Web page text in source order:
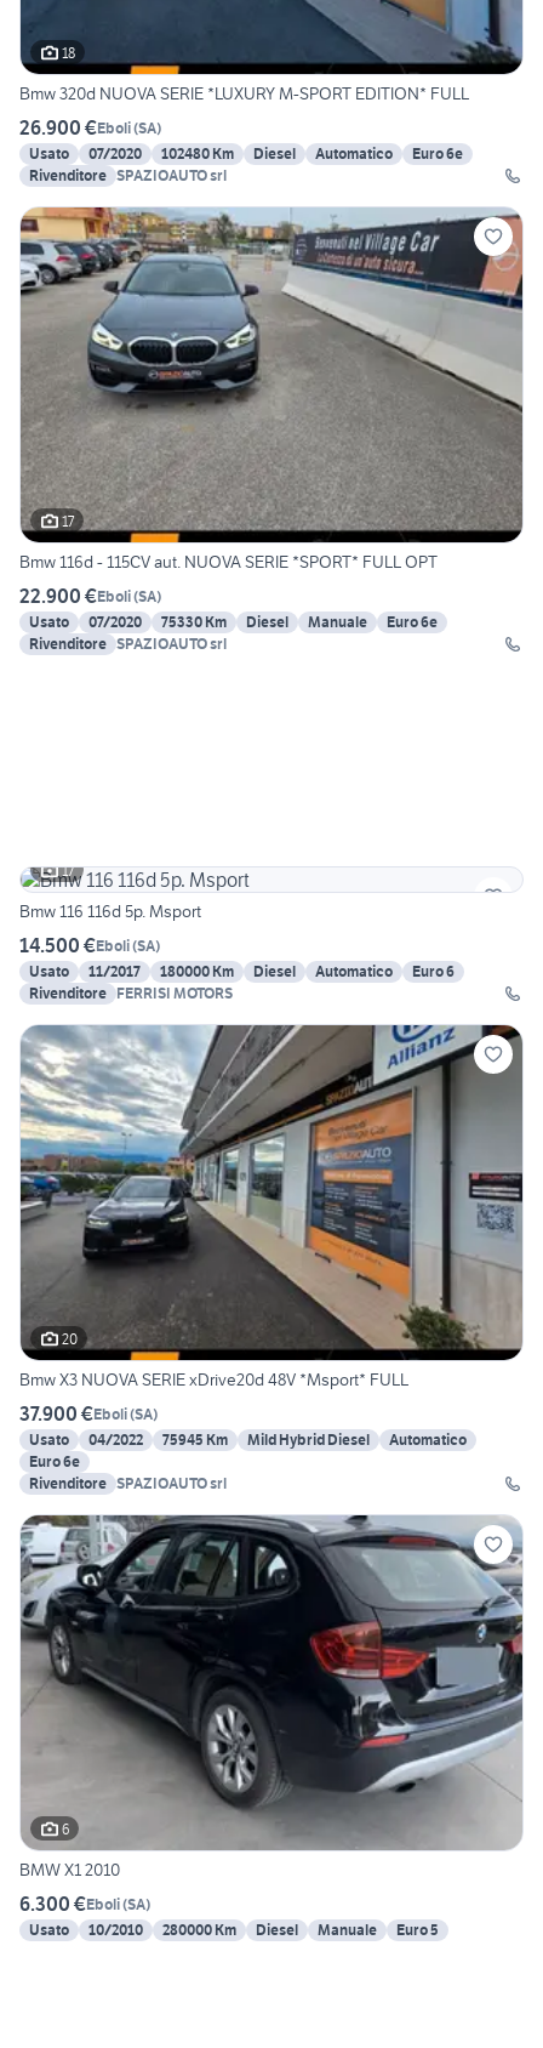
18
Bmw 320d NUOVA SERIE *LUXURY M-SPORT EDITION* FULL
26.900 €Eboli(SA)
Usato
07/2020 102480 Km Diesel Automatico
Euro 6e
Rivenditore SPAZIOAUTO srl
17
Bmw 116d - 115CV aut. NUOVA SERIE *SPORT* FULL OPT
22.900 €Eboli(SA)
Usato
07/2020 75330 Km Diesel Manuale
Euro 6e
Rivenditore SPAZIOAUTO srl
17
Bmw 116 116d 5p. Msport
14.500 €Eboli(SA)
Usato
11/2017 180000 Km Diesel Automatico
Euro 6
Rivenditore FERRISI MOTORS
20
Bmw X3 NUOVA SERIE xDrive20d 48V *Msport* FULL
37.900 €Eboli(SA)
Usato
04/2022 75945 Km Mild Hybrid Diesel
Automatico
Euro 6e
Rivenditore SPAZIOAUTO srl
6
BMW X1 2010
6.300 €Eboli(SA)
Usato
10/2010 280000 Km Diesel Manuale Euro 5